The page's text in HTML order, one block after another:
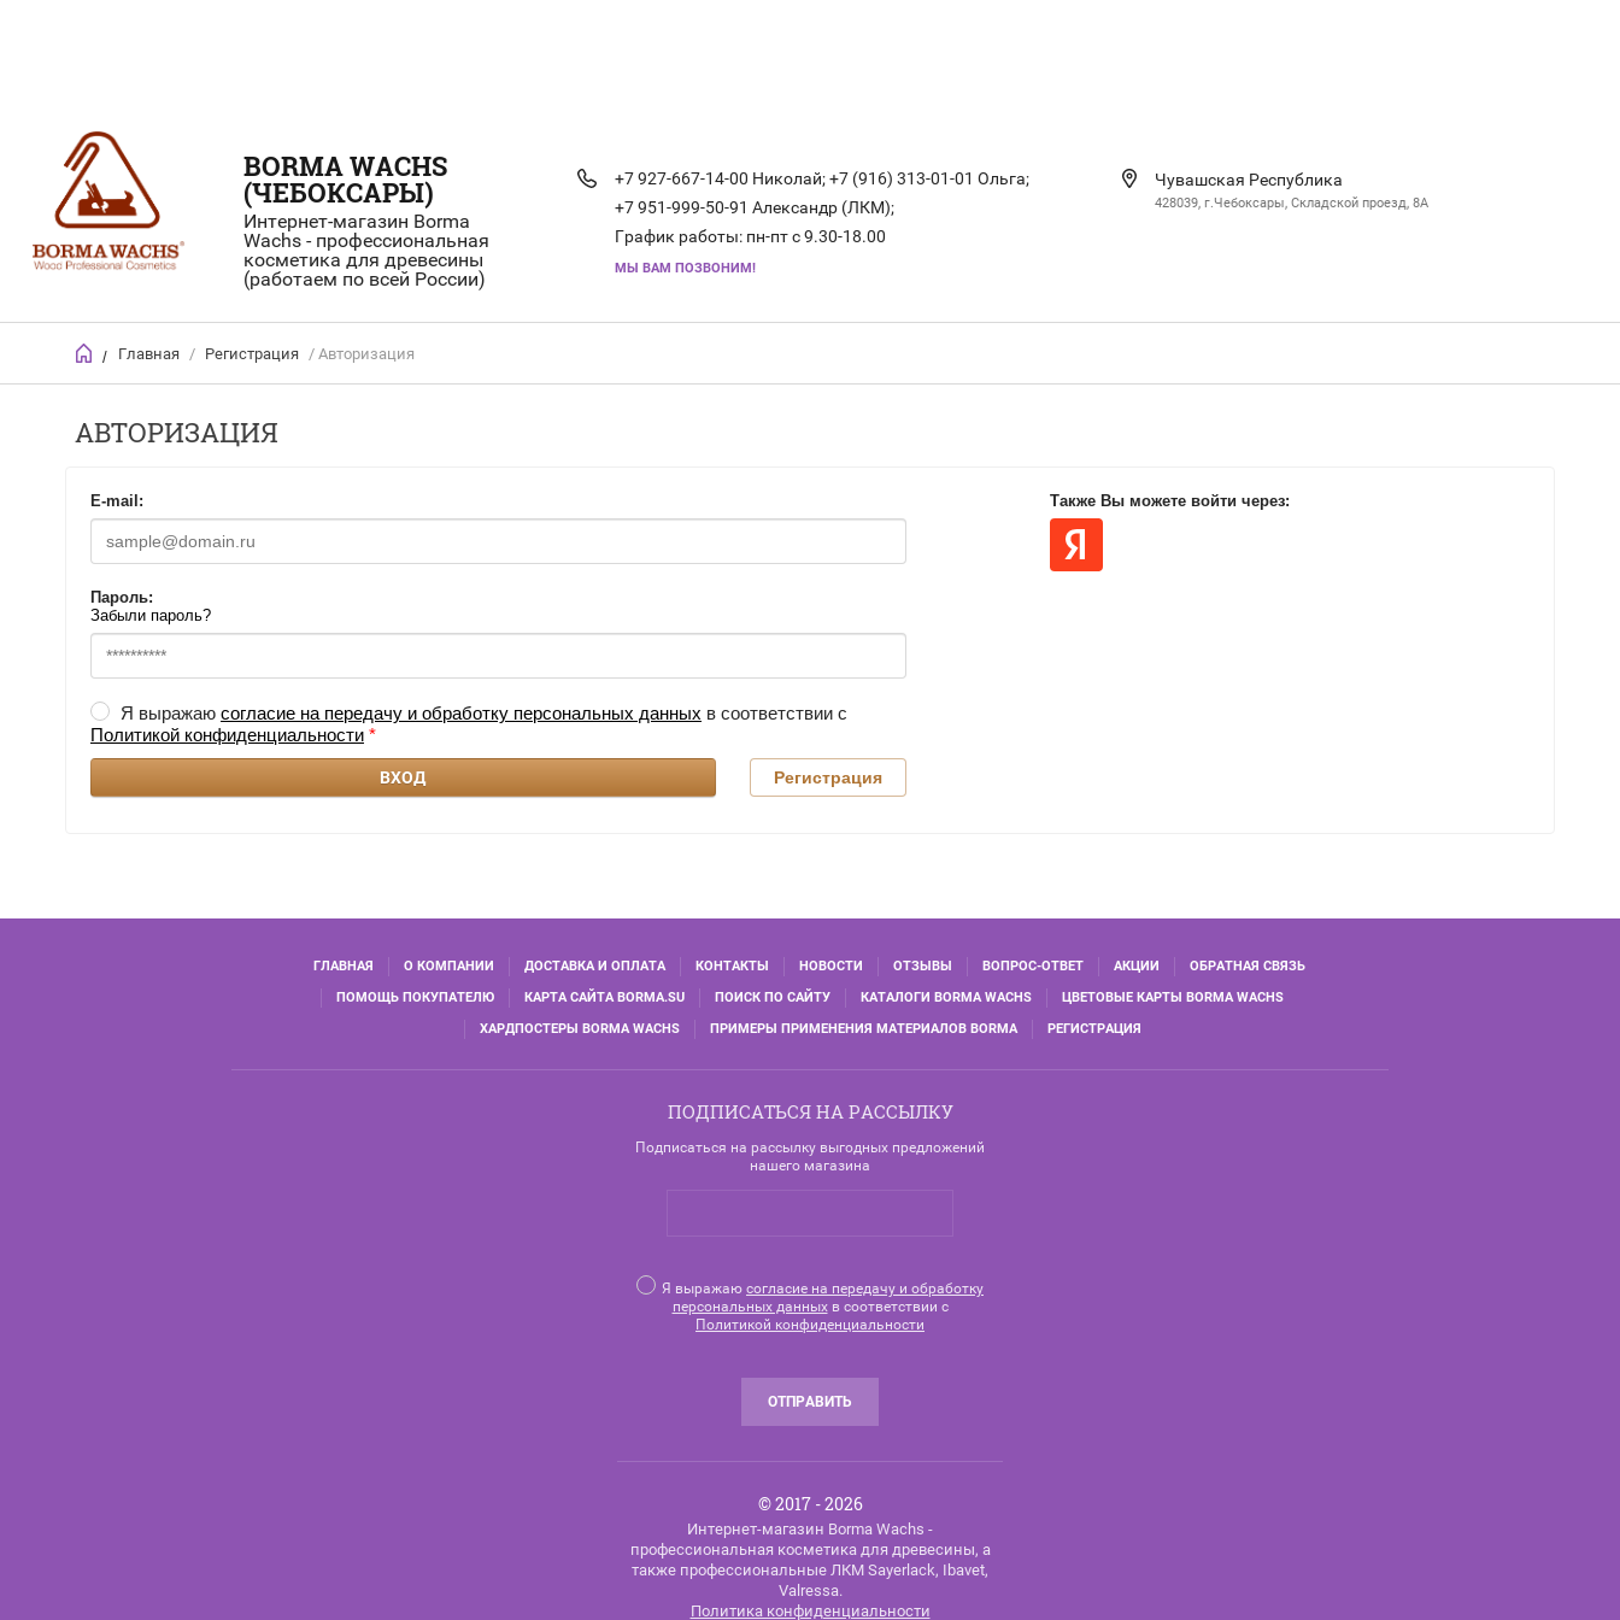
BORMA WACHS
(ЧЕБОКСАРЫ)
Интернет-магазин Borma
Wachs - профессиональная
косметика для древесины
(работаем по всей России)
+7 927-667-14-00 Николай;+7 (916) 313-01-01 Ольга;
+7 951-999-50-91 Александр (ЛКМ);
График работы: пн-пт с 9.30-18.00
МЫ ВАМ ПОЗВОНИМ!
Чувашская Республика
428039, г.Чебоксары, Складской проезд, 8А
/ Главная / Регистрация / Авторизация
АВТОРИЗАЦИЯ
E-mail:
Пароль:
Забыли пароль?
Я выражаю согласие на передачу и обработку персональных данных в соответствии с
Политикой конфиденциальности *
Регистрация
ВХОД
Также Вы можете войти через:
ГЛАВНАЯ О КОМПАНИИ ДОСТАВКА И ОПЛАТА КОНТАКТЫ НОВОСТИ ОТЗЫВЫ ВОПРОС-ОТВЕТ АКЦИИ
ОБРАТНАЯ СВЯЗЬ
ПОМОЩЬ ПОКУПАТЕЛЮ
КАРТА САЙТА BORMA.SU ПОИСК ПО САЙТУ КАТАЛОГИ BORMA WACHS
ЦВЕТОВЫЕ КАРТЫ BORMA WACHS
ХАРДПОСТЕРЫ BORMA WACHS
ПРИМЕРЫ ПРИМЕНЕНИЯ МАТЕРИАЛОВ BORMA РЕГИСТРАЦИЯ
ПОДПИСАТЬСЯ НА РАССЫЛКУ
Подписаться на рассылку выгодных предложений
нашего магазина
Я выражаю согласие на передачу и обработку
персональных данныхв соответствии с
Политикой конфиденциальности
ОТПРАВИТЬ
© 2017 - 2026
Интернет-магазин Borma Wachs -
профессиональная косметика для древесины, а
также профессиональные ЛКМ Sayerlack, Ibavet,
Valressa.
Политика конфиденциальности